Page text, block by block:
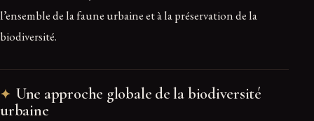
l’ensemble de la faune urbaine et à la préservation de la
biodiversité.
Une approche globale de la biodiversité
urbaine